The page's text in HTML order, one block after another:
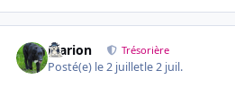
Marion Trésorière
Posté(e) le 2 juilletle 2 juil.